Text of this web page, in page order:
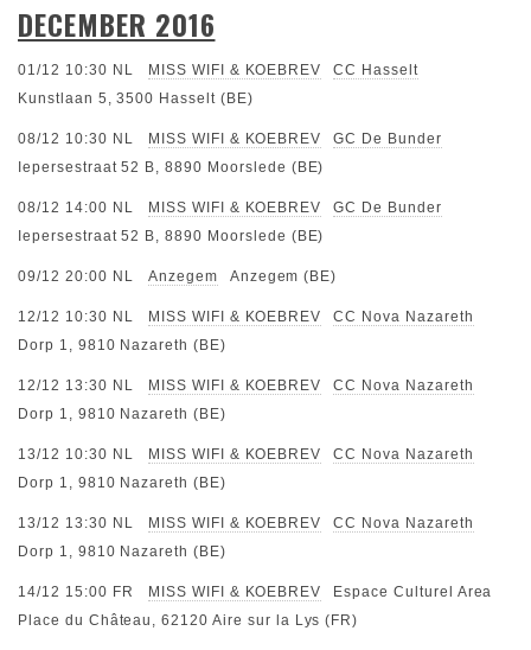
DECEMBER 2016
01/12 10:30 NL MISS WIFI & KOEBREV
CC Hasselt
Kunstlaan 5, 3500 Hasselt (BE)
08/12 10:30 NL MISS WIFI & KOEBREV
GC De Bunder
Iepersestraat 52 B, 8890 Moorslede (BE)
08/12 14:00 NL MISS WIFI & KOEBREV
GC De Bunder
Iepersestraat 52 B, 8890 Moorslede (BE)
09/12 20:00 NL Anzegem Anzegem (BE)
12/12 10:30 NL MISS WIFI & KOEBREV
CC Nova Nazareth
Dorp 1, 9810 Nazareth (BE)
12/12 13:30 NL MISS WIFI & KOEBREV
CC Nova Nazareth
Dorp 1, 9810 Nazareth (BE)
13/12 10:30 NL MISS WIFI & KOEBREV
CC Nova Nazareth
Dorp 1, 9810 Nazareth (BE)
13/12 13:30 NL MISS WIFI & KOEBREV
CC Nova Nazareth
Dorp 1, 9810 Nazareth (BE)
14/12 15:00 FR MISS WIFI & KOEBREV
Espace Culturel Area
Place du Château, 62120 Aire sur la Lys (FR)